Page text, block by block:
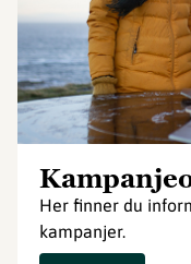
Her finner du
kampanjer.